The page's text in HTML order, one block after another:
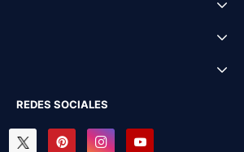
REDES SOCIALES